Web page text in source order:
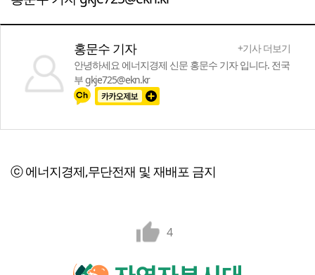
홍문수 기자
+기사 더보기
안녕하세요 에너지경제 신문 홍문수 기자 입니다. 전국
부 gkje725@ekn.kr
ⓒ 에너지경제,무단전재 및 재배포 금지
4